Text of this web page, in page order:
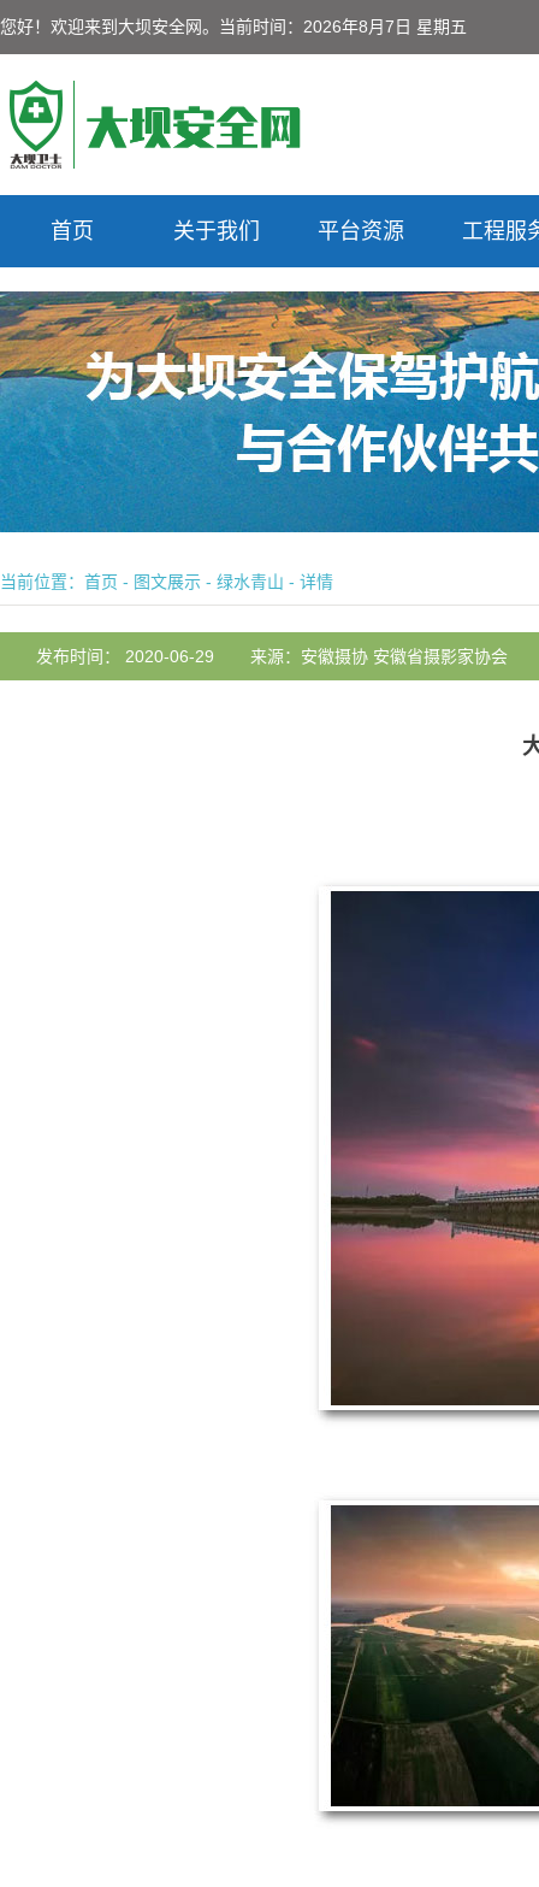
您好！欢迎来到大坝安全网。 当前时间：2026年8月7日 星期五
首页 关于我们 平台资源 工程服
当前位置： 首页 - 图文展示 - 绿水青山 - 详情
发布时间： 2020-06-29 来源：安徽摄协 安徽省摄影家协会